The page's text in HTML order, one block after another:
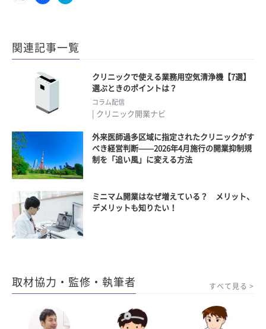
関連記事一覧
クリニックで使える業務用空気清浄機【7選】
選ぶときのポイントは？
コラム配信
| クリニック開業ナビ
外来医師過多区域に指定されたクリニックがす
べき経営判断——2026年4月施行の開業抑制規
制を「追い風」に変える方法
ミニマム開業はなぜ増えている？ メリット、
デメリットも知りたい！
取材協力・監修・執筆者 すべて見る